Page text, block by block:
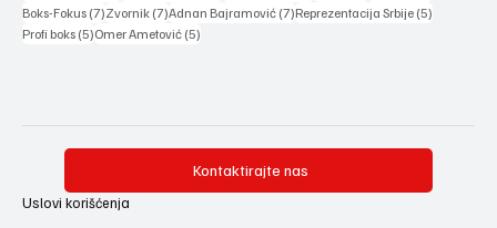
Boks-Fokus (7)7 posts
Zvornik (7)7 posts
Adnan Bajramović (7)7 posts
Reprezentacija Srbije (5)
Profi boks (5)5 posts
Omer Ametović (5)
Kontaktirajte nas
Uslovi korišćenja